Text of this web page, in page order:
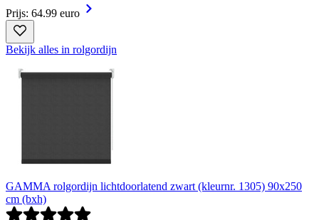
Prijs: 64.99 euro
Bekijk alles in rolgordijn
GAMMA rolgordijn lichtdoorlatend zwart (kleurnr. 1305) 90x250
cm (bxh)